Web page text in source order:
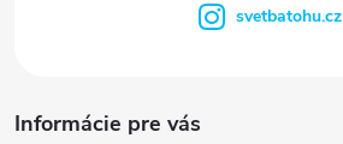
svetbatohu.cz
Informácie pre vás